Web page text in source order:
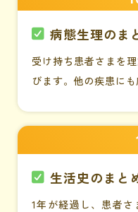
病態生理のま
受け持ち患者さまを
びます。他の疾患に
生活史のまと
1年が経過し、患者